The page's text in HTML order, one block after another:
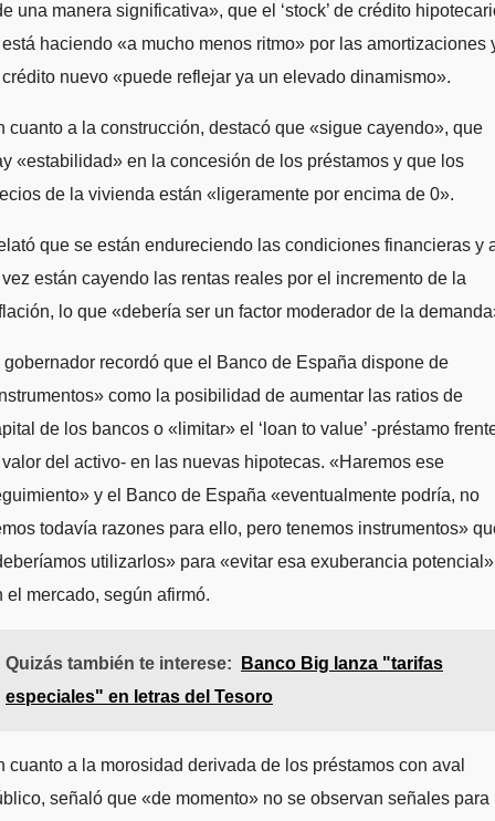
una manera significativa», que el ‘stock’ de crédito
haciendo «a mucho menos ritmo» por las amortizaciones
nuevo «puede reflejar ya un elevado dinamismo».
cuanto a la construcción, destacó que «sigue cayendo», que
«estabilidad» en la concesión de los préstamos y que los
de la vivienda están «ligeramente por encima de 0».
que se están endureciendo las condiciones financieras y
están cayendo las rentas reales por el incremento de la
lo que «debería ser un factor moderador de la
gobernador recordó que el Banco de España dispone de
como la posibilidad de aumentar las ratios de
de los bancos o «limitar» el ‘loan to value’ -préstamo
del activo- en las nuevas hipotecas. «Haremos ese
y el Banco de España «eventualmente podría, no
todavía razones para ello, pero tenemos instrumentos»
utilizarlos» para «evitar esa exuberancia potencial»
el mercado, según afirmó.
Quizás también te interese:
Banco Big lanza "tarifas
especiales" en letras del Tesoro
cuanto a la morosidad derivada de los préstamos con aval
señaló que «de momento» no se observan señales para